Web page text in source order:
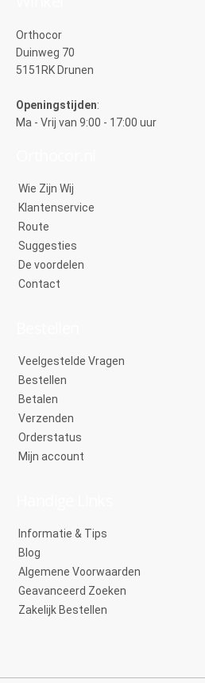
Orthocor
Duinweg 70
5151RK Drunen
Openingstijden:
Ma - Vrij van 9:00 - 17:00 uur
Wie Zijn Wij
Klantenservice
Route
Suggesties
De voordelen
Contact
Veelgestelde Vragen
Bestellen
Betalen
Verzenden
Orderstatus
Mijn account
Informatie & Tips
Blog
Algemene Voorwaarden
Geavanceerd Zoeken
Zakelijk Bestellen